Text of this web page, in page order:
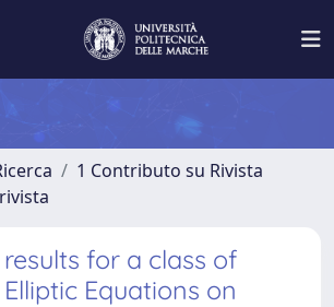
1 Contributo su Rivista
for a class of
Equations on